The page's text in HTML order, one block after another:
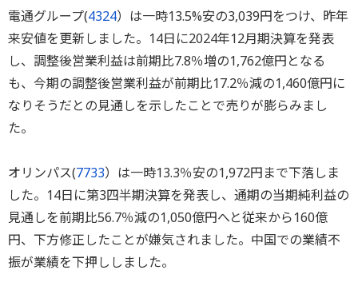
電通グループ(4324）は一時13.5%安の3,039円をつけ、昨年
来安値を更新しました。14日に2024年12月期決算を発表
し、調整後営業利益は前期比7.8％増の1,762億円となる
も、今期の調整後営業利益が前期比17.2％減の1,460億円に
なりそうだとの見通しを示したことで売りが膨らみまし
た。
オリンパス(7733）は一時13.3％安の1,972円まで下落しま
した。14日に第3四半期決算を発表し、通期の当期純利益の
見通しを前期比56.7％減の1,050億円へと従来から160億
円、下方修正したことが嫌気されました。中国での業績不
振が業績を下押ししました。